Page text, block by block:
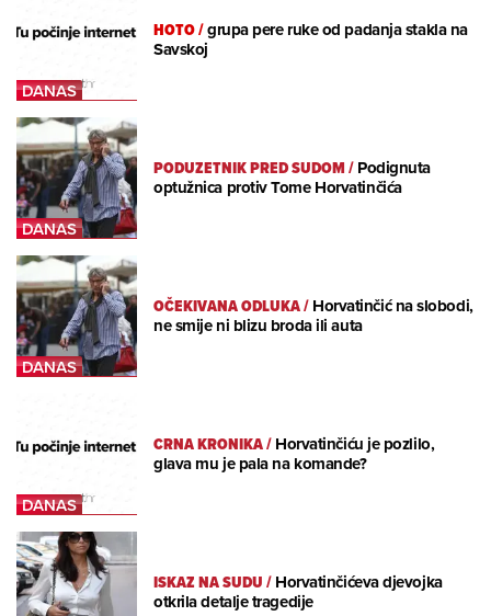
HOTO/grupa pere ruke od padanja stakla na
Savskoj
PODUZETNIK PRED SUDOM/Podignuta
optužnica protiv Tome Horvatinčića
OČEKIVANA ODLUKA/Horvatinčić na slobodi,
ne smije ni blizu broda ili auta
CRNA KRONIKA/Horvatinčiću je pozlilo,
glava mu je pala na komande?
ISKAZ NA SUDU/Horvatinčićeva djevojka
otkrila detalje tragedije